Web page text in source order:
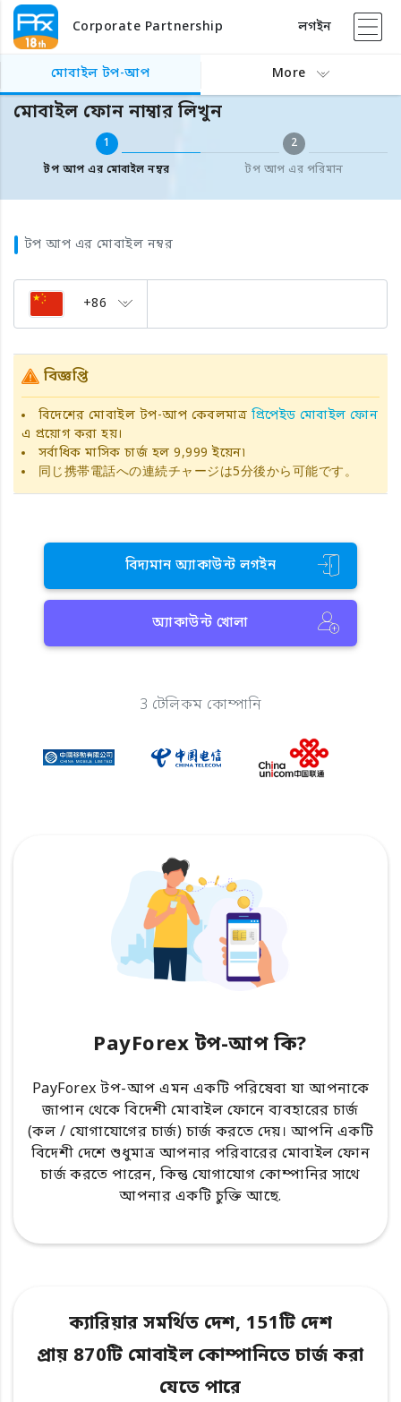
Corporate Partnership লগইন
মোবাইল টপ-আপ More
বিদেশের মোবাইল টপ আপ মোবাইল ফোন নাম্বার লিখুন
মোবাইল ফোন নাম্বার লিখুন
1
টপ আপ এর মোবাইল নম্বর
2
টপ আপ এর পরিমান
টপ আপ এর মোবাইল নম্বর
+86
বিজ্ঞপ্তি
বিদেশের মোবাইল টপ-আপ কেবলমাত্র প্রিপেইড মোবাইল ফোন
এ প্রয়োগ করা হয়।
সর্বাধিক মাসিক চার্জ হল 9,999 ইয়েন৷
同じ携帯電話への連続チャージは5分後から可能です。
বিদ্যমান অ্যাকাউন্ট লগইন
অ্যাকাউন্ট খোলা
3 টেলিকম কোম্পানি
PayForex টপ-আপ কি?
PayForex টপ-আপ এমন একটি পরিষেবা যা আপনাকে
জাপান থেকে বিদেশী মোবাইল ফোনে ব্যবহারের চার্জ
(কল / যোগাযোগের চার্জ) চার্জ করতে দেয়। আপনি একটি
বিদেশী দেশে শুধুমাত্র আপনার পরিবারের মোবাইল ফোন
চার্জ করতে পারেন, কিন্তু যোগাযোগ কোম্পানির সাথে
আপনার একটি চুক্তি আছে.
ক্যারিয়ার সমর্থিত দেশ, 151টি দেশ
প্রায় 870টি মোবাইল কোম্পানিতে চার্জ করা
যেতে পারে